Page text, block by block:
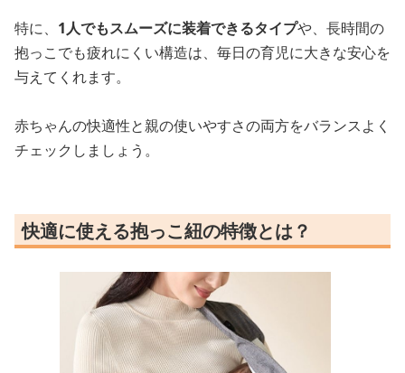
特に、 1人でもスムーズに装着できるタイプや、長時間の
抱っこでも疲れにくい構造は、毎日の育児に大きな安心を
与えてくれます。
赤ちゃんの快適性と親の使いやすさの両方をバランスよく
チェックしましょう。
快適に使える抱っこ紐の特徴とは？